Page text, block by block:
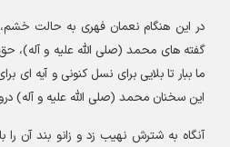
در این هنگام نعمان فهری به حالت
گفته های محمد (صلی الله علیه و آله)، حق
ما ببار تا بلایی برای نسل کنونی و آیه ای
این سخنان محمد (صلی الله علیه و آله)
آنگاه به شترش نهیب زد و زانو بند آن را